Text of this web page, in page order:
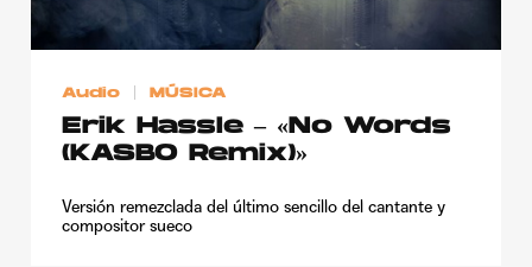
Audio MÚSICA
Erik Hassle – «No Words
(KASBO Remix)»
Versión remezclada del último sencillo del cantante y
compositor sueco